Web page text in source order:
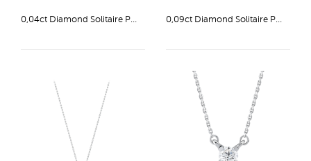
0,04ct Diamond Solitaire Pendant 0,09ct Diamond Solitaire Pendant